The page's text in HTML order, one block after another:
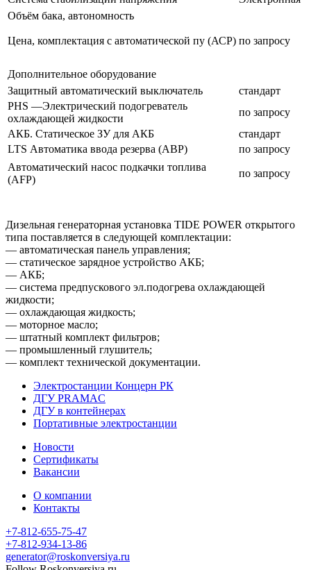
Объём бака, автономность
Цена, комплектация с автоматической пу (АСР) по запросу
Дополнительное оборудование
Защитный автоматический выключатель
стандарт
PHS —Электрический подогреватель
охлаждающей жидкости
по запросу
АКБ. Статическое ЗУ для АКБ
стандарт
LTS Автоматика ввода резерва (АВР)
по запросу
Автоматический насос подкачки топлива
(AFP)
по запросу
Дизельная генераторная установка TIDE POWER открытого
типа поставляется в следующей комплектации:
— автоматическая панель управления;
— статическое зарядное устройство АКБ;
— АКБ;
— система предпускового эл.подогрева охлаждающей
жидкости;
— охлаждающая жидкость;
— моторное масло;
— штатный комплект фильтров;
— промышленный глушитель;
— комплект технической документации.
Электростанции Концерн РК
ДГУ PRAMAC
ДГУ в контейнерах
Портативные электростанции
Новости
Сертификаты
Вакансии
О компании
Контакты
+7-812-655-75-47
+7-812-934-13-86
generator@roskonversiya.ru